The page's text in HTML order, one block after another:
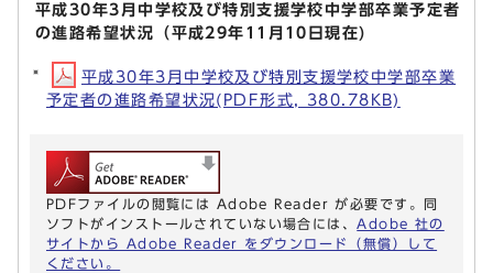
平成30年3月中学校及び特別支援学校中学部卒業予定者
の進路希望状況（平成29年11月10日現在)
平成30年3月中学校及び特別支援学校中学部卒業
予定者の進路希望状況(PDF形式, 380.78KB)
PDFファイルの閲覧には Adobe Reader が必要です。同
ソフトがインストールされていない場合には、Adobe 社の
サイトから Adobe Reader をダウンロード（無償）して
ください。